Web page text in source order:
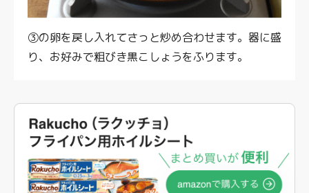
③の卵を戻し入れてさっと炒め合わせます。器に盛
り、お好みで粗びき黒こしょうをふります。